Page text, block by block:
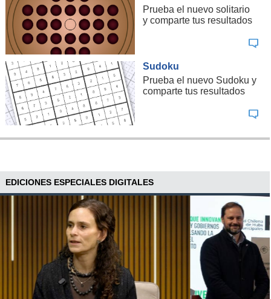
Prueba el nuevo solitario
y comparte tus resultados
Sudoku
Prueba el nuevo Sudoku y
comparte tus resultados
EDICIONES ESPECIALES DIGITALES